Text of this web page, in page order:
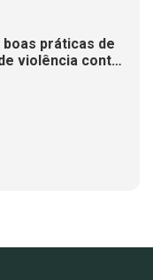
boas práticas de
violência contra